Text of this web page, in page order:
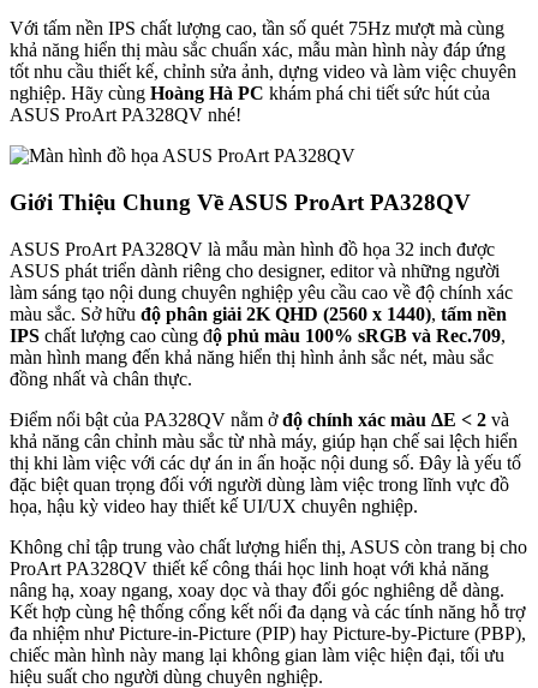
Với tấm nền IPS chất lượng cao, tần số quét 75Hz mượt mà cùng
khả năng hiển thị màu sắc chuẩn xác, mẫu màn hình này đáp ứng
tốt nhu cầu thiết kế, chỉnh sửa ảnh, dựng video và làm việc chuyên
nghiệp. Hãy cùng Hoàng Hà PC khám phá chi tiết sức hút của
ASUS ProArt PA328QV nhé!
Giới Thiệu Chung Về ASUS ProArt PA328QV
ASUS ProArt PA328QV là mẫu màn hình đồ họa 32 inch được
ASUS phát triển dành riêng cho designer, editor và những người
làm sáng tạo nội dung chuyên nghiệp yêu cầu cao về độ chính xác
màu sắc. Sở hữu độ phân giải 2K QHD (2560 x 1440), tấm nền
IPS chất lượng cao cùng độ phủ màu 100% sRGB và Rec.709,
màn hình mang đến khả năng hiển thị hình ảnh sắc nét, màu sắc
đồng nhất và chân thực.
Điểm nổi bật của PA328QV nằm ởđộ chính xác màu ΔE < 2 và
khả năng cân chỉnh màu sắc từ nhà máy, giúp hạn chế sai lệch hiển
thị khi làm việc với các dự án in ấn hoặc nội dung số. Đây là yếu tố
đặc biệt quan trọng đối với người dùng làm việc trong lĩnh vực đồ
họa, hậu kỳ video hay thiết kế UI/UX chuyên nghiệp.
Không chỉ tập trung vào chất lượng hiển thị, ASUS còn trang bị cho
ProArt PA328QV thiết kế công thái học linh hoạt với khả năng
nâng hạ, xoay ngang, xoay dọc và thay đổi góc nghiêng dễ dàng.
Kết hợp cùng hệ thống cổng kết nối đa dạng và các tính năng hỗ trợ
đa nhiệm như Picture-in-Picture (PIP) hay Picture-by-Picture (PBP),
chiếc màn hình này mang lại không gian làm việc hiện đại, tối ưu
hiệu suất cho người dùng chuyên nghiệp.